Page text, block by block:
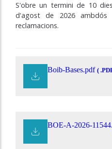
S'obre un termini de 10
d'agost de 2026 ambdós
reclamacions.
Boib-Bases.pdf (
BOE-A-2026-